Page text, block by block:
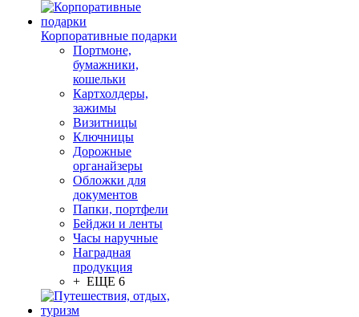
Корпоративные подарки
Портмоне,
бумажники,
кошельки
Картхолдеры,
зажимы
Визитницы
Ключницы
Дорожные
органайзеры
Обложки для
документов
Папки, портфели
Бейджи и ленты
Часы наручные
Наградная
продукция
+ ЕЩЕ 6